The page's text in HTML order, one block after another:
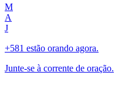
M
A
J
+581 estão orando agora.
Junte-se à corrente de oração.